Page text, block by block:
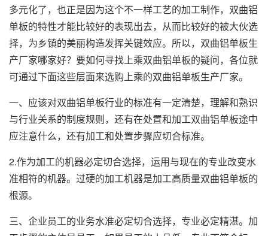
多元化了，也正是因为这个不一样工艺的加工制作， 双曲铝
单板的特性才能比较好的表现出去，从而比较好的被大伙选
择，为乡镇的美丽构造发挥关键效应。所以，双曲铝单板生
产厂家哪家好？要如何寻找上乘双曲铝单板的疑问，各位就
可通过下面这些层面来选购上乘的双曲铝单板生产厂家。
一、应该对双曲铝单板行业的标准有一定清楚，理解和熟识
与行业关系的制度规则，还有在处置和加工双曲铝单板途中
应注意什么，还有加工和处置步骤应切合标准。
2.作为加工的机器必定切合选择，运用与现在的专业改变水
准相符的机器。过硬的加工机器是加工高质量双曲铝单板的
根源。
三、企业员工的业务水准必定切合选择，专业必定精湛。加